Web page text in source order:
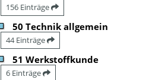
156 Einträge
50 Technik allgemein
44 Einträge
51 Werkstoffkunde
6 Einträge